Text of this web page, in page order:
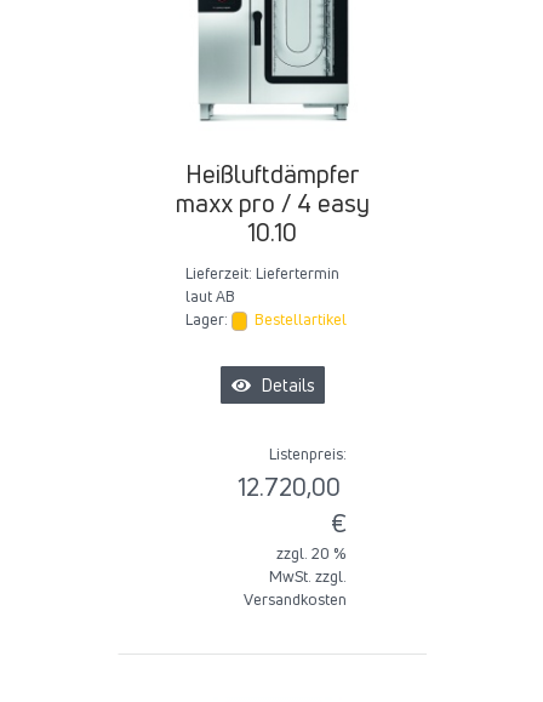
Heißluftdämpfer
maxx pro / 4 easy
10.10
Lieferzeit: Liefertermin
laut AB
Lager:
Bestellartikel
Details
Listenpreis:
12.720,00
€
zzgl. 20 %
MwSt. zzgl.
Versandkosten